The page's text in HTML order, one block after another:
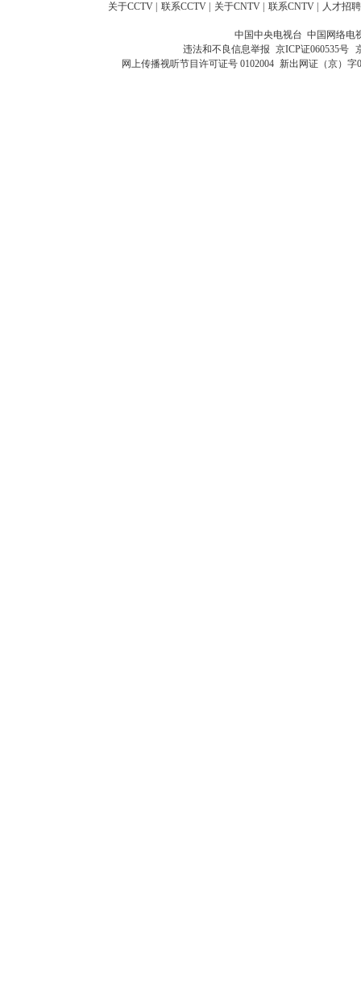
关于CCTV 联系CCTV 关于CNTV 联系CNTV 人才招聘
中国中央电视台 中国网络电
违法和不良信息举报 京ICP证060535号
网上传播视听节目许可证号 0102004 新出网证（京）